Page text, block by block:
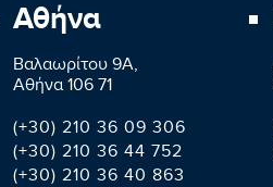
Αθήνα
Βαλαωρίτου 9A,
Aθήνα 106 71
(+30) 210 36 09 306
(+30) 210 36 44 752
(+30) 210 36 40 863